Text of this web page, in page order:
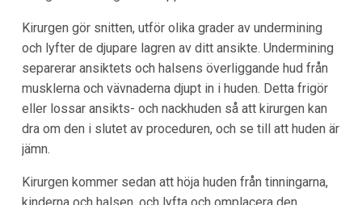
Kirurgen gör snitten, utför olika grader av undermining
och lyfter de djupare lagren av ditt ansikte. Undermining
separerar ansiktets och halsens överliggande hud från
musklerna och vävnaderna djupt in i huden. Detta frigör
eller lossar ansikts- och nackhuden så att kirurgen kan
dra om den i slutet av proceduren, och se till att huden är
jämn.
Kirurgen kommer sedan att höja huden från tinningarna,